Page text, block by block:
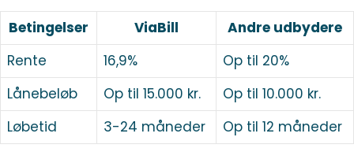
Betingelser ViaBill
Andre udbydere
Rente
16,9%
Op til 20%
Lånebeløb
Op til 15.000 kr.
Op til 10.000 kr.
Løbetid
3-24 måneder Op til 12 måneder